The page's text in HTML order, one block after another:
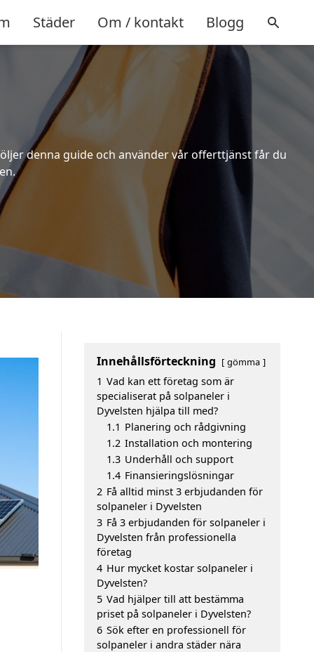
Städer Om / kontakt Blogg
denna guide och använder vår offerttjänst får du
Innehållsförteckning gömma
1 Vad kan ett företag som är
specialiserat på solpaneler i
Dyvelsten hjälpa till med?
1.1 Planering och rådgivning
1.2 Installation och montering
1.3 Underhåll och support
1.4 Finansieringslösningar
2 Få alltid minst 3 erbjudanden för
solpaneler i Dyvelsten
3 Få 3 erbjudanden för solpaneler i
Dyvelsten från professionella
företag
4 Hur mycket kostar solpaneler i
Dyvelsten?
5 Vad hjälper till att bestämma
priset på solpaneler i Dyvelsten?
6 Sök efter en professionell för
solpaneler i andra städer nära